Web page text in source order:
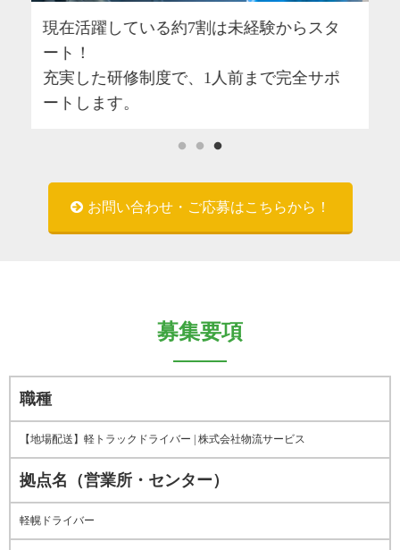
決まったルートの配送ですので、道に迷
う心配はありません。
お問い合わせ・ご応募はこちらから！
募集要項
職種
【地場配送】軽トラックドライバー | 株式会社物流サービス
拠点名（営業所・センター）
軽幌ドライバー